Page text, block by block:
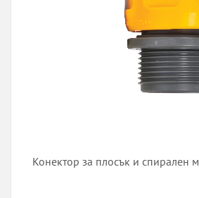
Конектор за плосък и спирален